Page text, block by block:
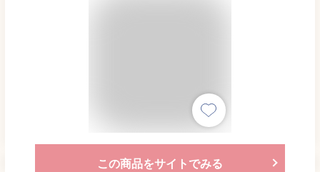
この商品をサイトでみる